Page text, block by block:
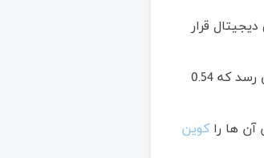
دیجیتال قرار
اکوسیستم Hyperliquid هم اکنون شامل 6 توکن فعال است که مجموع ارزش بازار این توکن ها به 12,408,791,463 دلار می رسد که 0.54
آن ها راکوین